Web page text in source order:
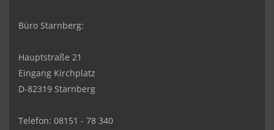
Büro Starnberg:
Hauptstraße 21
Eingang Kirchplatz
D-82319 Starnberg
Telefon: 08151 - 78 340